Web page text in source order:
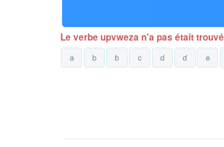
Le verbe upvweza n'a pas était trouvé
a b ɓ c d ɗ e